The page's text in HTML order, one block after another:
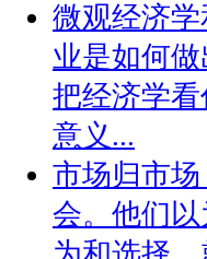
微观经济
业是如何
把经济学
意义...
市场归市
会。他们